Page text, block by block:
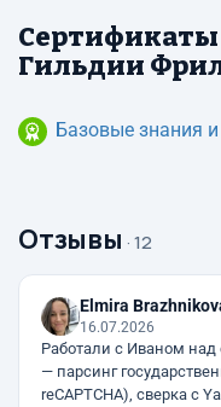
Гильдии
Базовые знания
Отзывы · 12
Elmira
16.07.2026
Работали с Иваном
— парсинг
reCAPTCHA), сверка с